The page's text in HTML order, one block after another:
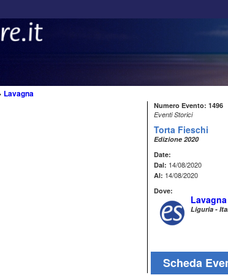
Lavagna
Numero Evento: 1496
Eventi Storici
Torta Fieschi
Edizione 2020
Date:
Dal: 14/08/2020
Al: 14/08/2020
Dove:
Lavagna
Liguria -
Scheda